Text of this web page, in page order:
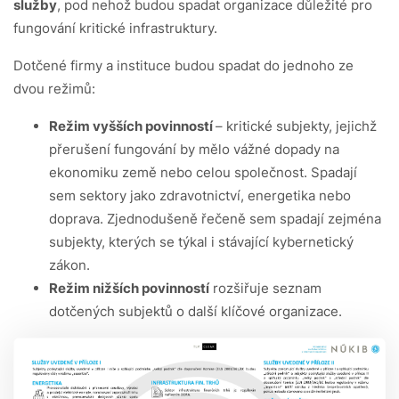
služby, pod nehož budou spadat organizace důležité pro
fungování kritické infrastruktury.
Dotčené firmy a instituce budou spadat do jednoho ze
dvou režimů:
Režim vyšších povinností– kritické subjekty, jejichž
přerušení fungování by mělo vážné dopady na
ekonomiku země nebo celou společnost. Spadají
sem sektory jako zdravotnictví, energetika nebo
doprava. Zjednodušeně řečeně sem spadají zejména
subjekty, kterých se týkal i stávající kybernetický
zákon.
Režim nižších povinnostírozšiřuje seznam
dotčených subjektů o další klíčové organizace.